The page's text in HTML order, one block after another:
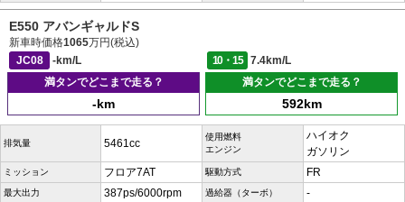
E550 アバンギャルドS
新車時価格1065万円(税込)
JC08
-km/L 10・15
7.4km/L
満タンでどこまで走る？
-km
満タンでどこまで走る？
592km
排気量 5461cc
使用燃料
エンジン
ハイオク
ガソリン
ミッション フロア7AT 駆動方式 FR
最大出力 387ps/6000rpm 過給器（ターボ） -